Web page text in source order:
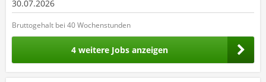
30.07.2026
Bruttogehalt bei 40 Wochenstunden
4 weitere Jobs anzeigen